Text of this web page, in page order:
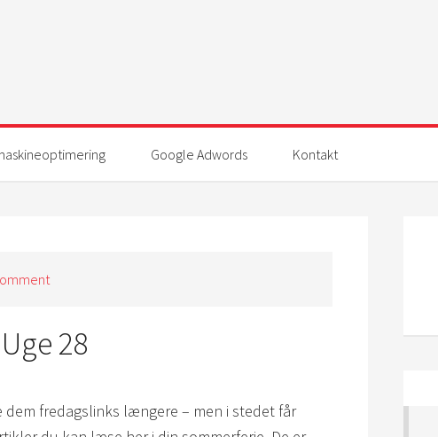
Google Adwords Kontakt
28
fredagslinks længere – men i stedet får